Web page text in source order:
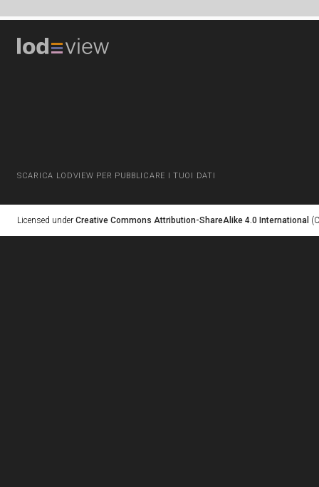
SCARICA LODVIEW PER PUBBLICARE I TUOI DATI
Licensed under Creative Commons Attribution-ShareAlike 4.0 International